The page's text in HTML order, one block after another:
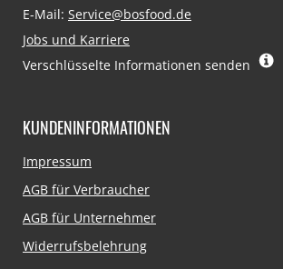
E-Mail: Service@bosfood.de
Jobs und Karriere
Verschlüsselte Informationen senden
KUNDENINFORMATIONEN
Navigation
Impressum
AGB für Verbraucher
AGB für Unternehmer
Widerrufsbelehrung